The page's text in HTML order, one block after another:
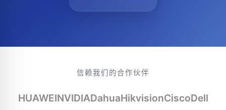
信赖我们的合作伙伴
HUAWEINVIDIADahuaHikvisionCiscoDell